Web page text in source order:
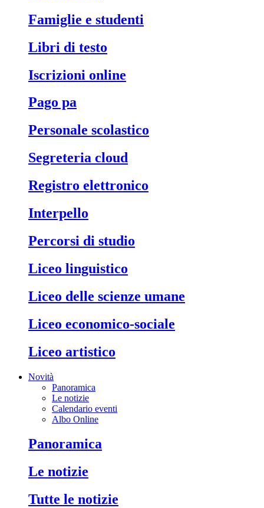
famiglie e studenti
libri di testo
iscrizioni online
pago pa
personale scolastico
segreteria cloud
registro elettronico
interpello
percorsi di studio
liceo linguistico
liceo delle scienze umane
liceo economico-sociale
liceo artistico
Novità
Panoramica
Le notizie
Calendario eventi
Albo Online
panoramica
le notizie
tutte le notizie